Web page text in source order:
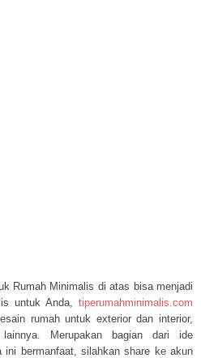
Rumah Minimalis di atas bisa menjadi
untuk Anda, tiperumahminimalis.com
rumah untuk exterior dan interior,
Merupakan bagian dari ide
ini bermanfaat, silahkan share ke akun